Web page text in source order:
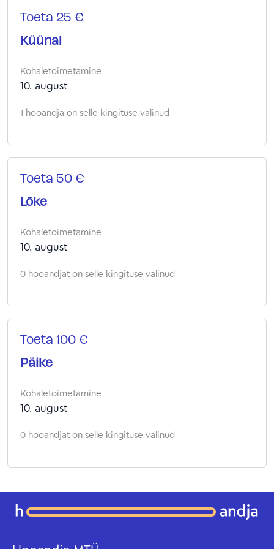
Toeta 25 €
Küünal
Kohaletoimetamine
10. august
1 hooandja on selle kingituse valinud
Toeta 50 €
Lõke
Kohaletoimetamine
10. august
0 hooandjat on selle kingituse valinud
Toeta 100 €
Päike
Kohaletoimetamine
10. august
0 hooandjat on selle kingituse valinud